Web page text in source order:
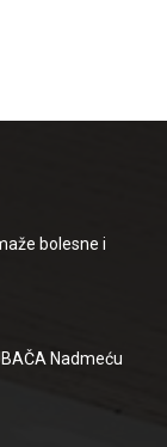
bolesne i
Nadmeću